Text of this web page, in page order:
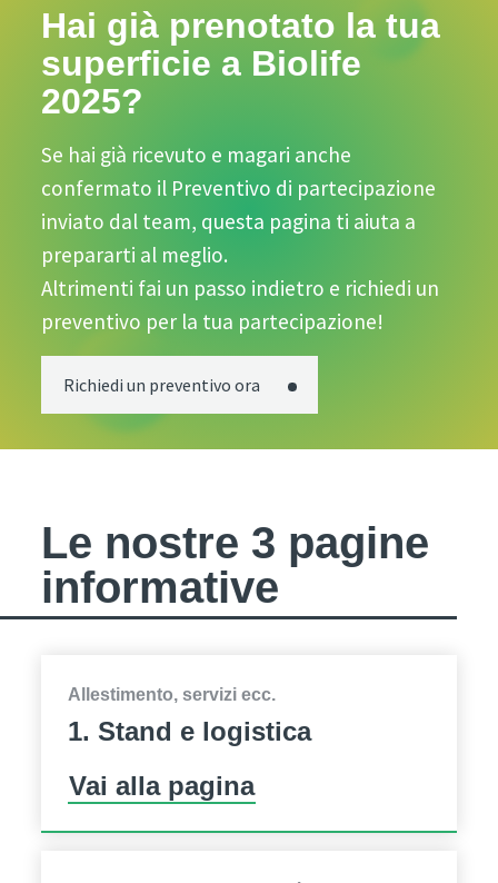
Hai già prenotato la tua
superficie a Biolife
2025?
Se hai già ricevuto e magari anche
confermato il Preventivo di partecipazione
inviato dal team, questa pagina ti aiuta a
prepararti al meglio.
Altrimenti fai un passo indietro e richiedi un
preventivo per la tua partecipazione!
Richiedi un preventivo ora
Le nostre 3 pagine
informative
Allestimento, servizi ecc.
1. Stand e logistica
Vai alla pagina